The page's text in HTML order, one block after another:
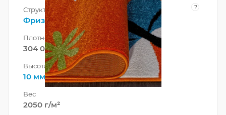
Структура нити ?
Фризе
Плотность
304 000 точек/м²
Высота ворса
10 мм
Вес
2050 г/м²